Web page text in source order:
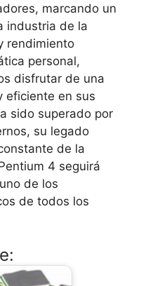
marcando un
industria de la
rendimiento
personal,
disfrutar de una
eficiente en sus
sido superado por
su legado
de la
4 seguirá
de los
de todos los